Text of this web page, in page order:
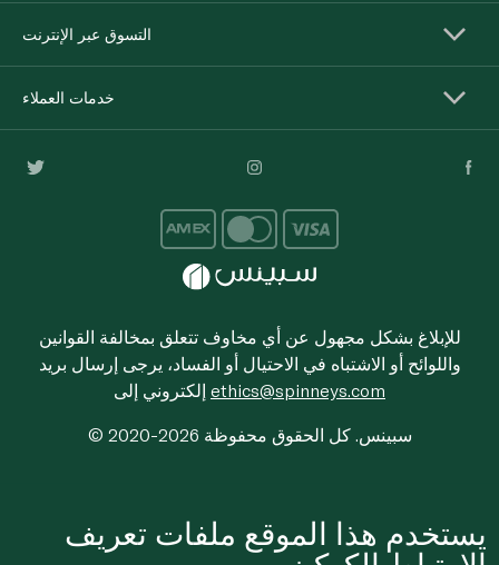
التسوق عبر الإنترنت
خدمات العملاء
للإبلاغ بشكل مجهول عن أي مخاوف تتعلق بمخالفة القوانين
واللوائح أو الاشتباه في الاحتيال أو الفساد، يرجى إرسال بريد
ethics@spinneys.com
© 2020-2026 سبينس. كل الحقوق محفوظة
يستخدم هذا الموقع ملفات تعريف